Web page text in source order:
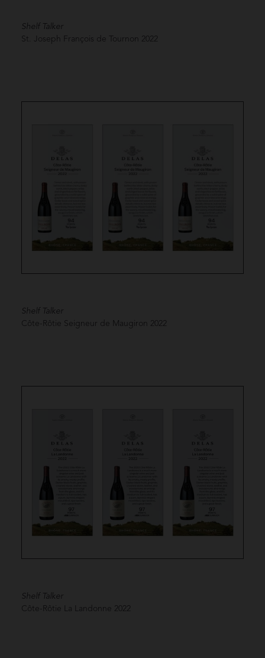
Shelf Talker
St. Joseph François de Tournon 2022
Shelf Talker
Côte-Rôtie Seigneur de Maugiron 2022
Shelf Talker
Côte-Rôtie La Landonne 2022